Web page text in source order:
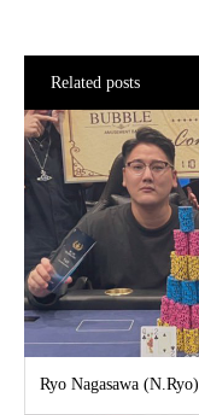
Related posts
Ryo Nagasawa (N.Ryo)